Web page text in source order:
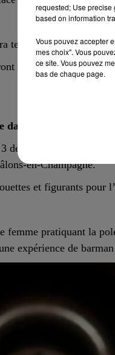
terminée pour les
par un nouveau
la Marne
de la série «
en-Champagne.
et figurants pour
femme pratiquant la
expérience de
requested; Use precise
based on information
Vous pouvez accepter
mes choix". Vous
ce site. Vous pouvez
bas de chaque page.